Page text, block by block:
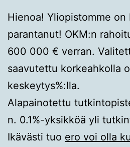
Hienoa! Yliopistomme
parantanut! OKM:n
600 000 € verran.
saavutettu korkeahkolla
keskeytys%:lla.
Alapainotettu
n. 0.1%-yksikköä yli
Ikävästi tuo ero voi olla